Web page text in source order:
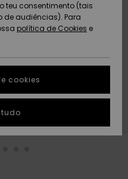
teu consentimento (tais
de audiências). Para
política de Cookies e
cookies